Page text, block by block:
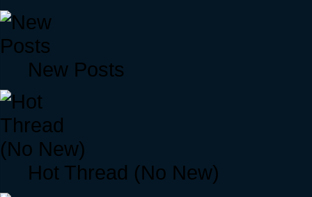
New Posts
Hot Thread (No New)